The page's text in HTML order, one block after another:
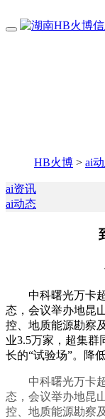
HB火博 > ai
ai资讯
ai动态
中科曙光万卡超
态，会议举办地昆
控、地质能源勘察
业3.5万家，超集群
长的“试验场”。降
中科曙光万卡超
态，会议举办地昆
控、地质能源勘察